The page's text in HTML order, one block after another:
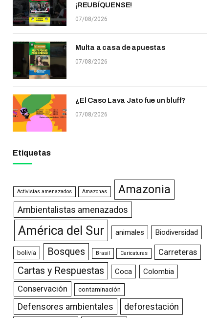
¡REUBÍQUENSE!
07/08/2026
Multa a casa de apuestas
07/08/2026
¿El Caso Lava Jato fue un bluff?
07/08/2026
Etiquetas
Activistas amenazados Amazonas Amazonia
Ambientalistas amenazados
América del Sur animales Biodiversidad
bolivia Bosques Brasil Caricaturas Carreteras
Cartas y Respuestas Coca Colombia
Conservación contaminación
Defensores ambientales deforestación